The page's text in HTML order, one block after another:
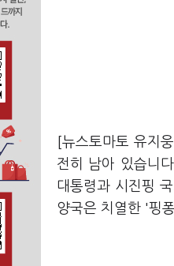
[뉴스토마토 유지
전히 남아 있습니
대통령과 시진핑
양국은 치열한 '핑